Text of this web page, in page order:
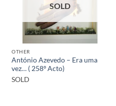
SOLD
OTHER
António Azevedo – Era uma
vez… ( 258º Acto)
SOLD